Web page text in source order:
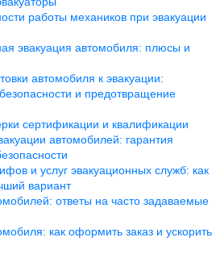
работы механиков при эвакуации
эвакуация автомобиля: плюсы и
автомобиля к эвакуации:
и предотвращение
сертификации и квалификации
автомобилей: гарантия
и услуг эвакуационных служб: как
вариант
ответы на часто задаваемые
как оформить заказ и ускорить